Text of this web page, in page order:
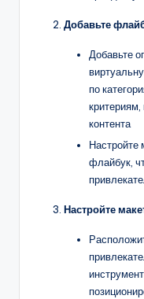
Добавьте
Добавьте
по
контента
Настройте
флайбук,
Настройте